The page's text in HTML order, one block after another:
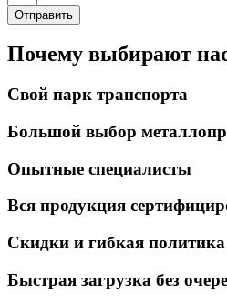
Отправить
Почему выбирают
Свой парк транспорта
Большой выбор
Опытные специалисты
Вся продукция
Скидки и гибкая
Быстрая загрузка без